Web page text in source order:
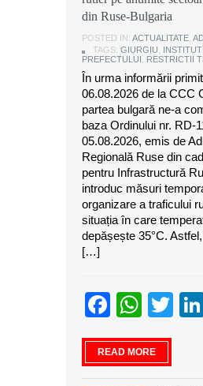
din Ruse-Bulgaria
POSTED IN: ACTUALITATE
TAGS: GIURGIU
PREFECTULUI
RESTRICTII
În urma informării
06.08.2026 de la CCC
partea bulgară ne-a
baza Ordinului nr. RD-
05.08.2026, emis de
Regională Ruse din
pentru Infrastructură
introduc măsuri
organizare a traficului
situația în care
depășește 35°C.
[…]
READ MORE